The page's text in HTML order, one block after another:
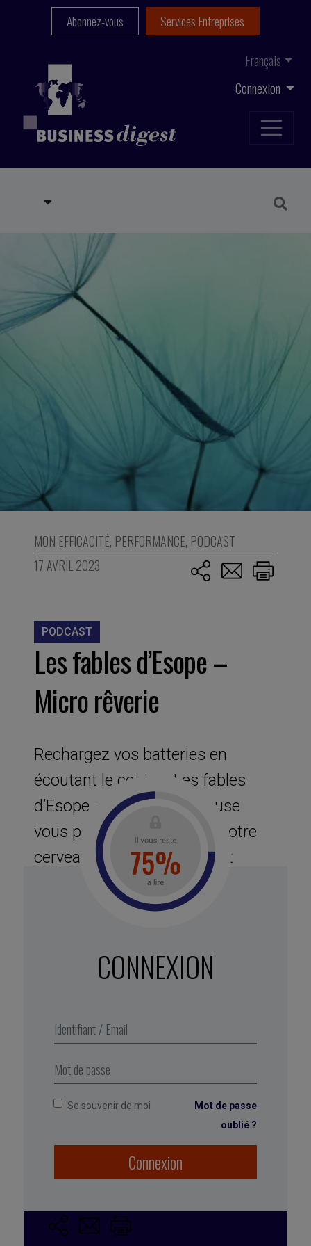
Connexion
Français
Abonnez-vous Services Entreprises
MON EFFICACITÉ, PERFORMANCE, PODCAST
17 AVRIL 2023
PODCAST
Les fables d’Esope –
Micro rêverie
Rechargez vos batteries en
écoutant le conte « Les fables
d’Esope ». Cette micro-pause
vous permettra de mettre votre
cerveau en mode par défaut
(MPD) pour une régénération
optimale en quelques minutes. Le
un réseau constitué des régions
cérébrales actives lorsqu’un
monde extérieur, et lorsque le
cerveau est au repos, mais actif.
CONNEXION
Se souvenir de moi
Mot de passe
oublié ?
Connexion
il était une fois